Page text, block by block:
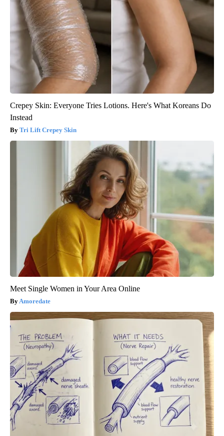
Crepey Skin: Everyone Tries Lotions. Here's What Koreans Do
Instead
Tri Lift Crepey Skin
Meet Single Women in Your Area Online
Amoredate